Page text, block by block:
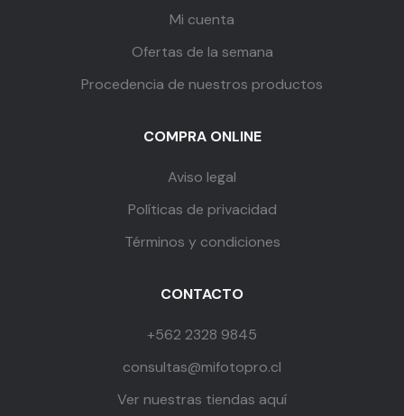
Mi cuenta
Ofertas de la semana
Procedencia de nuestros productos
COMPRA ONLINE
Aviso legal
Políticas de privacidad
Términos y condiciones
CONTACTO
+562 2328 9845
consultas@mifotopro.cl
Ver nuestras tiendas aquí